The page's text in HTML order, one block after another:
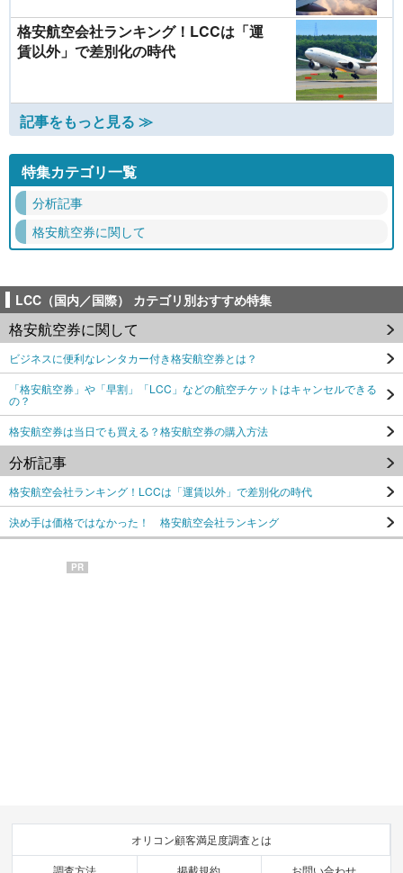
格安航空会社ランキング！LCCは「運
賃以外」で差別化の時代
記事をもっと見る ≫
特集カテゴリ一覧
分析記事
格安航空券に関して
LCC（国内／国際） カテゴリ別おすすめ特集
格安航空券に関して
ビジネスに便利なレンタカー付き格安航空券とは？
「格安航空券」や「早割」「LCC」などの航空チケットはキャンセルできる
の？
格安航空券は当日でも買える？格安航空券の購入方法
分析記事
格安航空会社ランキング！LCCは「運賃以外」で差別化の時代
決め手は価格ではなかった！ 格安航空会社ランキング
PR
オリコン顧客満足度調査とは